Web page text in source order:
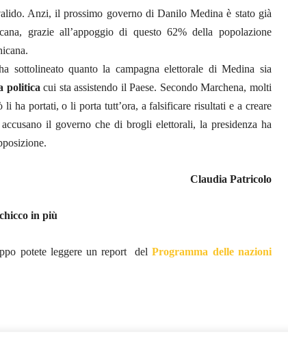
Anzi, il prossimo governo di Danilo Medina è stato già
grazie all’appoggio di questo 62% della popolazione
sottolineato quanto la campagna elettorale di Medina sia
politica cui sta assistendo il Paese. Secondo Marchena, molti
ha portati, o li porta tutt’ora, a falsificare risultati e a creare
il governo che di brogli elettorali, la presidenza ha
Claudia Patricolo
in più
potete leggere un report delProgramma delle nazioni